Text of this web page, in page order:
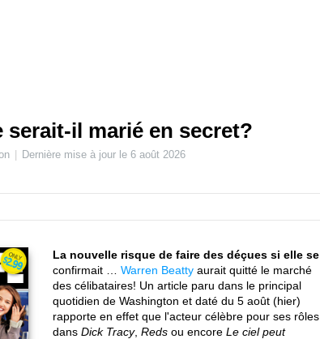
serait-il marié en secret?
Dernière mise à jour le6 août 2026
La nouvelle risque de faire des déçues si elle se
confirmait … Warren Beatty aurait quitté le marché
des célibataires! Un article paru dans le principal
quotidien de Washington et daté du 5 août (hier)
rapporte en effet que l'acteur célèbre pour ses rôles
dans Dick Tracy, Reds ou encore Le ciel peut